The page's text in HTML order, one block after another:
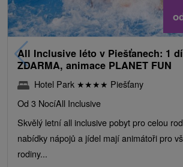
All Inclusive léto v Piešťanech: 1
ZDARMA, animace PLANET FUN
Hotel Park ★★★★ Piešťany
Od 3 NocíAll Inclusive
Skvělý letní all inclusive pobyt pro celou
nabídky nápojů a jídel mají animátoři pro
rodiny...